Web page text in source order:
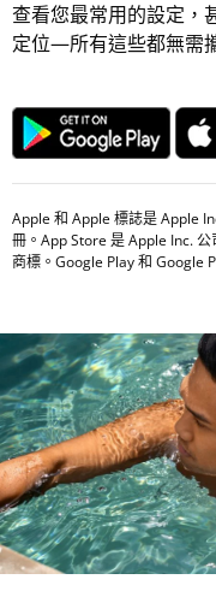
查看您最常用的設定，
定位—所有這些都無需
Apple 和 Apple 標誌是 Apple
冊。App Store 是 Apple Inc.
商標。Google Play 和 Google